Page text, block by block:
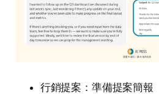
行銷提案：準備提案簡報